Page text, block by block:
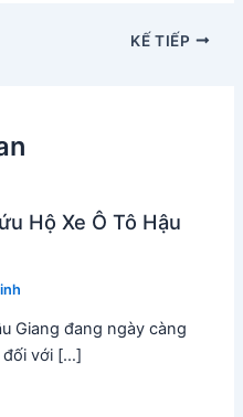
KẾ TIẾP
Hộ Xe Ô Tô Hậu
Giang đang ngày càng
đối với […]